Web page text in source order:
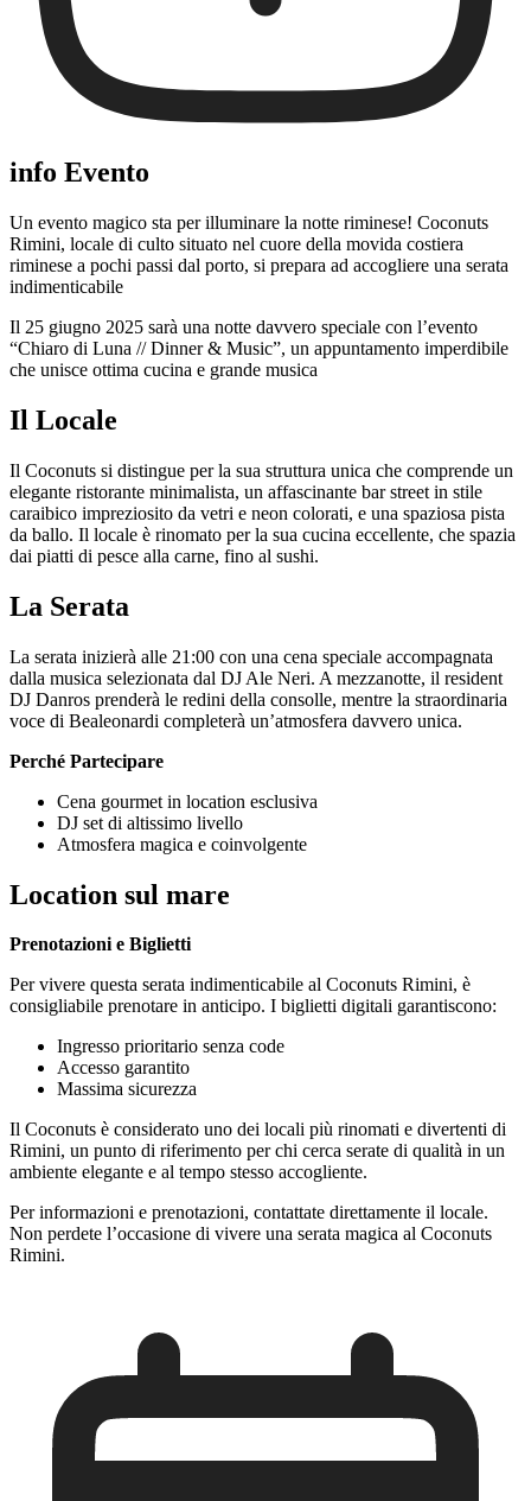
info Evento
Un evento magico sta per illuminare la notte riminese! Coconuts
Rimini, locale di culto situato nel cuore della movida costiera
riminese a pochi passi dal porto, si prepara ad accogliere una serata
indimenticabile
Il 25 giugno 2025 sarà una notte davvero speciale con l’evento
“Chiaro di Luna // Dinner & Music”, un appuntamento imperdibile
che unisce ottima cucina e grande musica
Il Locale
Il Coconuts si distingue per la sua struttura unica che comprende un
elegante ristorante minimalista, un affascinante bar street in stile
caraibico impreziosito da vetri e neon colorati, e una spaziosa pista
da ballo. Il locale è rinomato per la sua cucina eccellente, che spazia
dai piatti di pesce alla carne, fino al sushi.
La Serata
La serata inizierà alle 21:00 con una cena speciale accompagnata
dalla musica selezionata dal DJ Ale Neri. A mezzanotte, il resident
DJ Danros prenderà le redini della consolle, mentre la straordinaria
voce di Bealeonardi completerà un’atmosfera davvero unica.
Perché Partecipare
Cena gourmet in location esclusiva
DJ set di altissimo livello
Atmosfera magica e coinvolgente
Location sul mare
Prenotazioni e Biglietti
Per vivere questa serata indimenticabile al Coconuts Rimini, è
consigliabile prenotare in anticipo. I biglietti digitali garantiscono:
Ingresso prioritario senza code
Accesso garantito
Massima sicurezza
Il Coconuts è considerato uno dei locali più rinomati e divertenti di
Rimini, un punto di riferimento per chi cerca serate di qualità in un
ambiente elegante e al tempo stesso accogliente.
Per informazioni e prenotazioni, contattate direttamente il locale.
Non perdete l’occasione di vivere una serata magica al Coconuts
Rimini.